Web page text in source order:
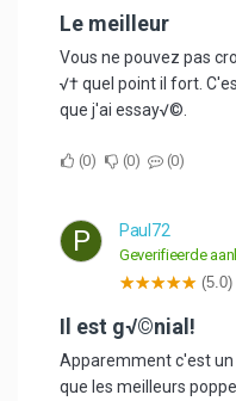
Le meilleur
Vous ne pouvez pas
√† quel point il fort.
que j'ai essay√©.
0 0 0
P Paul72
Geverifieerde
(5.0)
Il est g√©nial!
Apparemment c'est
que les meilleurs